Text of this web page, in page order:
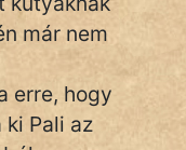
már nem
erre, hogy
ki Pali az